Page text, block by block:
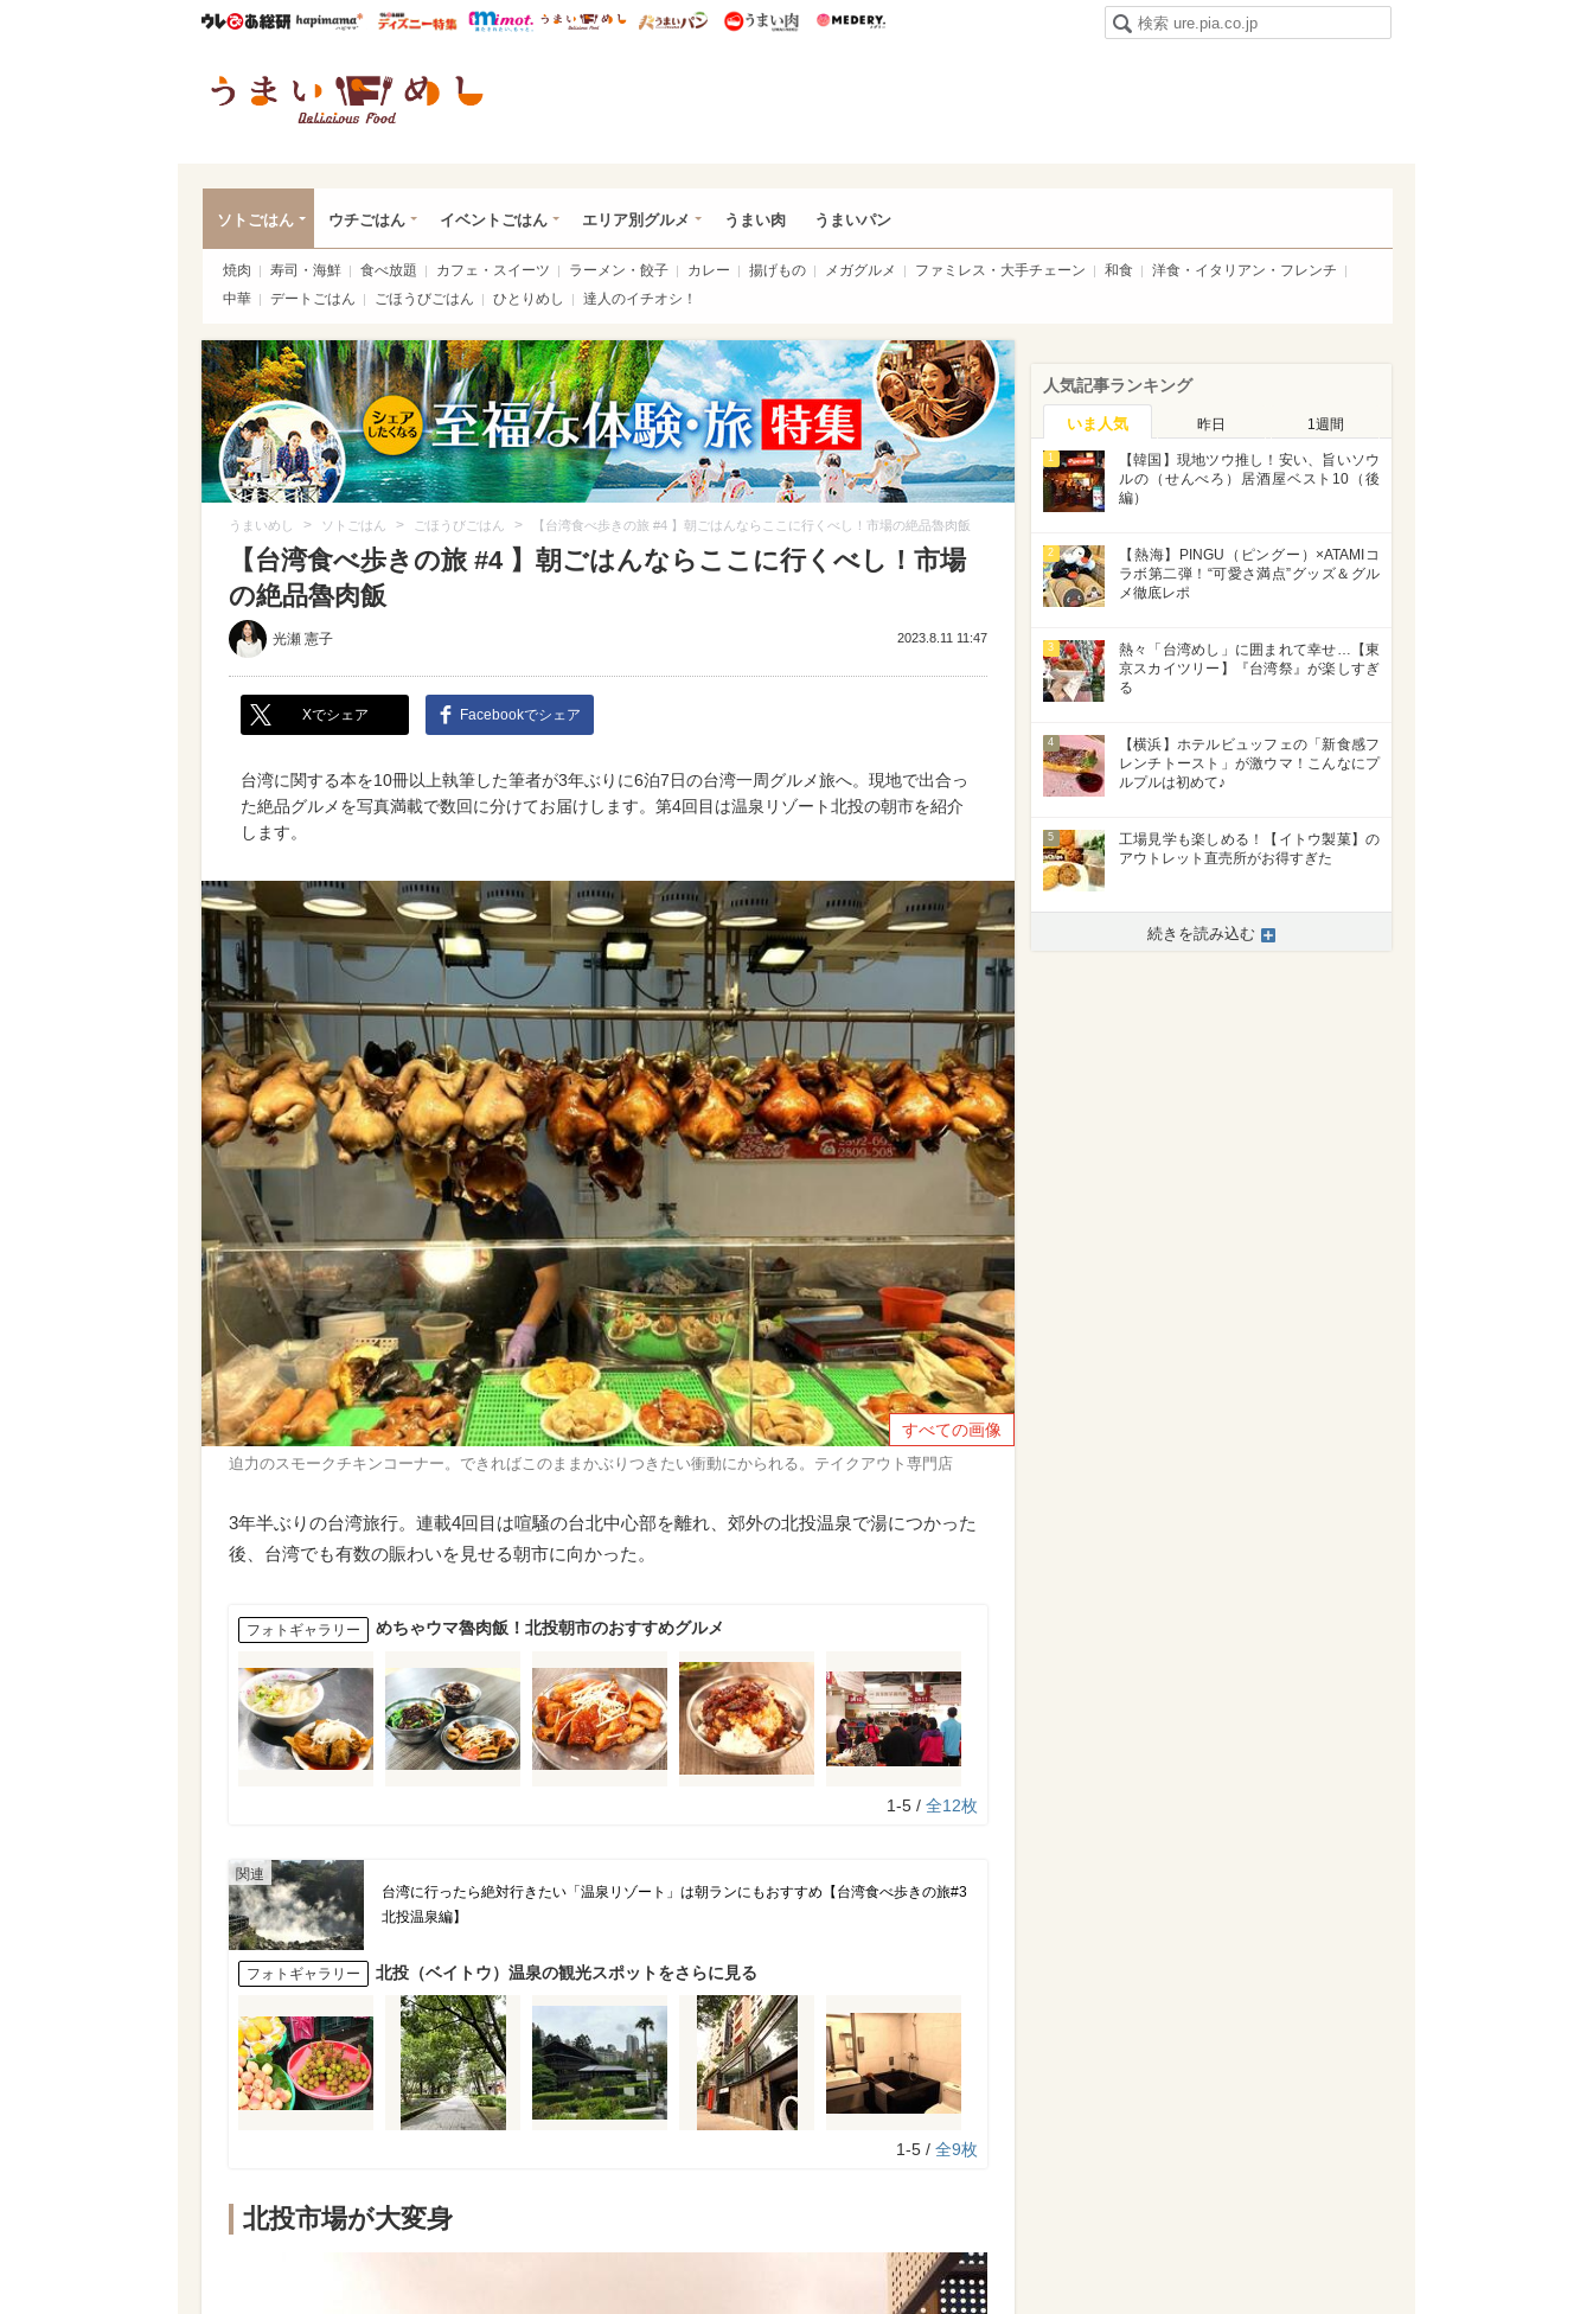
ウレぴあ総研ハピママ* ウレぴあ総研 ディズニー特集
mimot. うまいめし うまいパン うまい肉
ソトごはん ウチごはん イベントごはん エリア別グルメ うまい肉 うまいパン
焼肉 寿司・海鮮 食べ放題 カフェ・スイーツ ラーメン・餃子 カレー 揚げもの メガグルメ ファミレス・大手チェーン 和食
洋食・イタリアン・フレンチ
中華
デートごはん ごほうびごはん ひとりめし 達人のイチオシ！
うまいめし > ソトごはん > ごほうびごはん > 【台湾食べ歩きの旅 #4 】朝ごはんならここに行くべし！市場の絶品魯肉飯
【台湾食べ歩きの旅 #4 】朝ごはんならここに行くべし！市場
の絶品魯肉飯
光瀬 憲子 2023.8.11 11:47
Xでシェア Facebookでシェア
台湾に関する本を10冊以上執筆した筆者が3年ぶりに6泊7日の台湾一周グルメ旅へ。現地で出合っ
た絶品グルメを写真満載で数回に分けてお届けします。第4回目は温泉リゾート北投の朝市を紹介
します。
すべての画像
迫力のスモークチキンコーナー。できればこのままかぶりつきたい衝動にかられる。テイクアウト専門店
3年半ぶりの台湾旅行。連載4回目は喧騒の台北中心部を離れ、郊外の北投温泉で湯につかった
後、台湾でも有数の賑わいを見せる朝市に向かった。
フォトギャラリー めちゃウマ魯肉飯！北投朝市のおすすめグルメ
1-5 / 全12枚
台湾に行ったら絶対行きたい「温泉リゾート」は朝ランにもおすすめ【台湾食べ歩きの旅#3
北投温泉編】
フォトギャラリー 北投（ベイトウ）温泉の観光スポットをさらに見る
1-5 / 全9枚
北投市場が大変身
人気記事ランキング
いま人気 昨日 1週間
1
【韓国】現地ツウ推し！安い、旨いソウ
ルの（せんべろ）居酒屋ベスト10（後
編）
2
【熱海】PINGU（ピングー）×ATAMIコ
ラボ第二弾！“可愛さ満点”グッズ＆グル
メ徹底レポ
3
熱々「台湾めし」に囲まれて幸せ…【東
京スカイツリー】『台湾祭』が楽しすぎ
る
4
【横浜】ホテルビュッフェの「新食感フ
レンチトースト」が激ウマ！こんなにプ
ルプルは初めて♪
5
工場見学も楽しめる！【イトウ製菓】の
アウトレット直売所がお得すぎた
続きを読み込む